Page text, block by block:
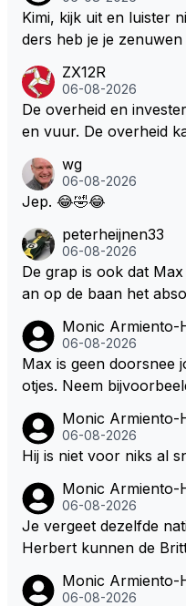
men maar niet
r is dan een normale
ters zullen steunen laat
cuit Zandvoort te steken
Kimi, kijk uit en luister
ders heb je je
Marquez/Jos ? Veel
ZX12R
06-08-2026
De overheid en
en vuur. De overheid
s. Je kunt de Staat het
f van Nottinghem
m/haar van zijn laatste
oven. De Staat heeft
andvoort willen
uren. Afdragen van
j dergelijke
wel afstaan, de parasiet.
wg
06-08-2026
Jep. 😂🤣😂
peterheijnen33
06-08-2026
De grap is ook dat
an op de baan het
dan eigenlijk niet echt
Monic Armiento-
06-08-2026
Max is geen doorsnee
otjes. Neem
artjes ouder is en al
alig RB-lid op de leeftijd
oon. Ieder jaar is er in
eam. Op 28-jarige
ccesvol raceteam. Hij
Monic Armiento-
06-08-2026
Hij is niet voor niks al
Monic Armiento-
06-08-2026
Je vergeet dezelfde
Herbert kunnen de
Monic Armiento-
06-08-2026